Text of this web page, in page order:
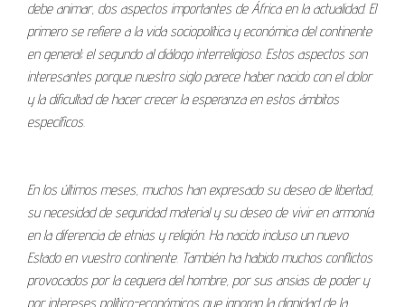
debe animar, dos aspectos importantes de África en la actualidad. El
primero se refiere a la vida sociopolítica y económica del continente
en general; el segundo al diálogo interreligioso. Estos aspectos son
interesantes porque nuestro siglo parece haber nacido con el dolor
y la dificultad de hacer crecer la esperanza en estos ámbitos
específicos.
En los últimos meses, muchos han expresado su deseo de libertad,
su necesidad de seguridad material y su deseo de vivir en armonía
en la diferencia de etnias y religión. Ha nacido incluso un nuevo
Estado en vuestro continente. También ha habido muchos conflictos
provocados por la ceguera del hombre, por sus ansias de poder y
por intereses político-económicos que ignoran la dignidad de la